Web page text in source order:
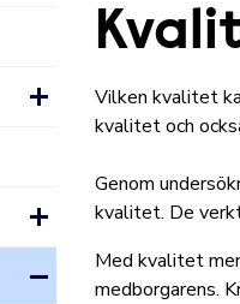
Vilken kvalitet
kvalitet och
Genom
kvalitet. De
Med kvalitet
medborgarens.